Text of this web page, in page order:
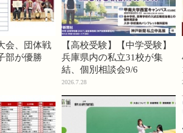
会、団体戦
部が優勝
【高校受験】【中学受験】
兵庫県内の私立31校が集
結、個別相談会9/6
2026.7.28